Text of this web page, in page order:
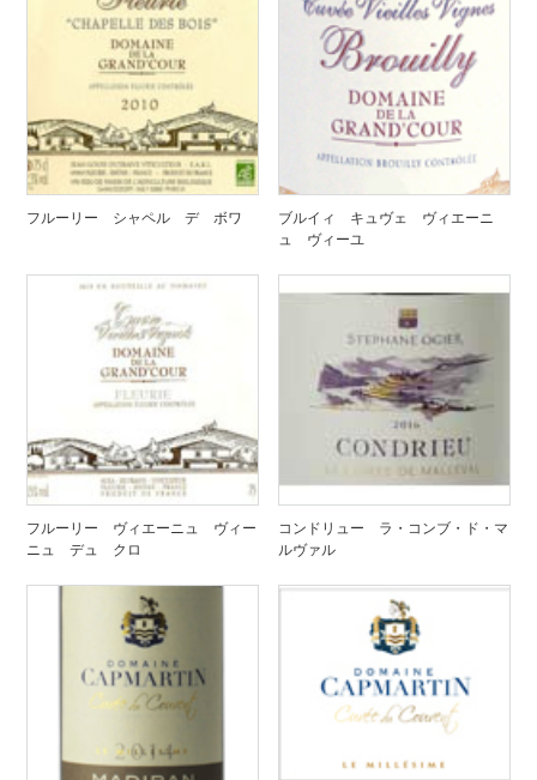
フルーリー シャペル デ ボワ
ブルイィ キュヴェ ヴィエーニ
ュ ヴィーユ
フルーリー ヴィエーニュ ヴィー
ニュ デュ クロ
コンドリュー ラ・コンブ・ド・マ
ルヴァル